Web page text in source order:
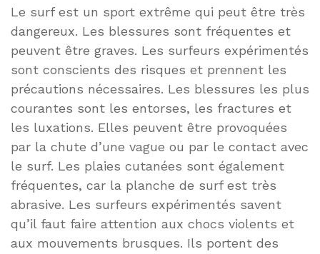
Le surf est un sport extrême qui peut être très
dangereux. Les blessures sont fréquentes et
peuvent être graves. Les surfeurs expérimentés
sont conscients des risques et prennent les
précautions nécessaires. Les blessures les plus
courantes sont les entorses, les fractures et
les luxations. Elles peuvent être provoquées
par la chute d’une vague ou par le contact avec
le surf. Les plaies cutanées sont également
fréquentes, car la planche de surf est très
abrasive. Les surfeurs expérimentés savent
qu’il faut faire attention aux chocs violents et
aux mouvements brusques. Ils portent des